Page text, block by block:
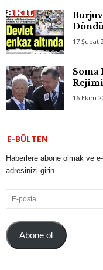
17 Şubat
Soma
16 Ekim
E-BÜLTEN
Haberlere abone olmak ve
adresinizi girin.
E-
posta
Abone ol